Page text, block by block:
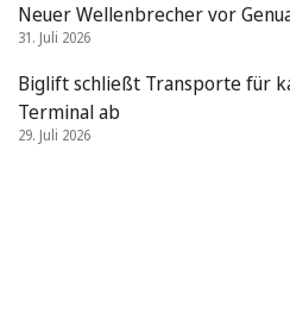
Neuer Wellenbrecher vor
31. Juli 2026
Biglift schließt Transporte für
Terminal ab
29. Juli 2026